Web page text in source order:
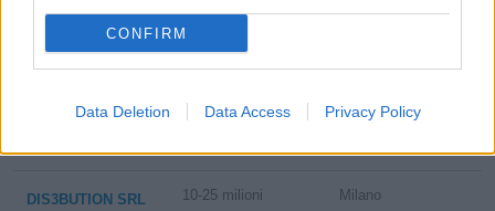
CONFIRM
Data Deletion Data Access Privacy Policy
50-100 milioni
D2 GROUP S.R.L.
DIS3BUTION SRL 10-25 milioni Milano